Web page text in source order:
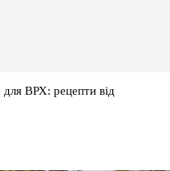
ВРХ: рецепти від